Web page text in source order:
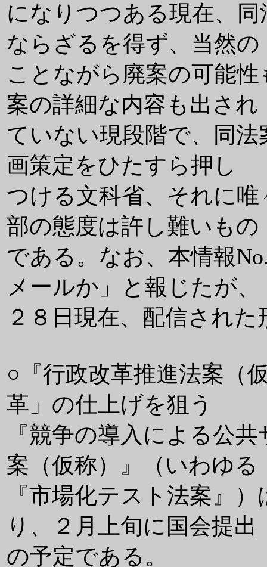
になりつつある現在、
ならざるを得ず、当然の
ことながら廃案の可能
案の詳細な内容も出され
ていない現段階で、同
画策定をひたすら押し
つける文科省、それに
部の態度は許し難いもの
である。なお、本情報
メールか」と報じたが、
２８日現在、配信され
○『行政改革推進法案（
革」の仕上げを狙う
『競争の導入による公
案（仮称）』（いわゆる
『市場化テスト法案』
り、２月上旬に国会提出
の予定である。